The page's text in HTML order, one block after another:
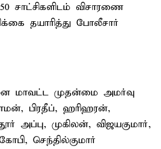
சாட்சிகளிடம் விசாரணை
தயாரித்து போலீசார்
மாவட்ட முதன்மை அமர்வு
பிரதீப், ஹரிஹரன்,
அப்பு, முகிலன், விஜயகுமார்,
செந்தில்குமார்